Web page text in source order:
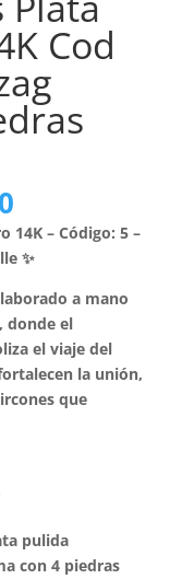
Cod
El
precio
actual
es:
$249.900.
14K – Código: 5 –
✨
a mano
donde el
el viaje del
la unión,
que
pulida
con 4 piedras